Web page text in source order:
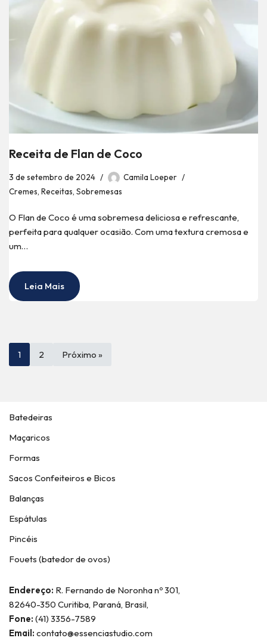
Receita de Flan de Coco
3 de setembro de 2024
Camila Loeper
Cremes, Receitas, Sobremesas
O Flan de Coco é uma sobremesa deliciosa e refrescante,
perfeita para qualquer ocasião. Com uma textura cremosa e
um…
Leia Mais
1 2 Próximo »
Batedeiras
Maçaricos
Formas
Sacos Confeiteiros e Bicos
Balanças
Espátulas
Pincéis
Fouets (batedor de ovos)
Endereço: R. Fernando de Noronha nº 301,
82640-350 Curitiba, Paraná, Brasil,
Fone: (41) 3356-7589
Email: contato@essenciastudio.com